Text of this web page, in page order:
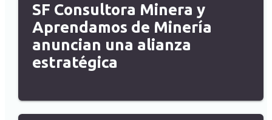
SF Consultora Minera y
Aprendamos de Minería
anuncian una alianza
estratégica